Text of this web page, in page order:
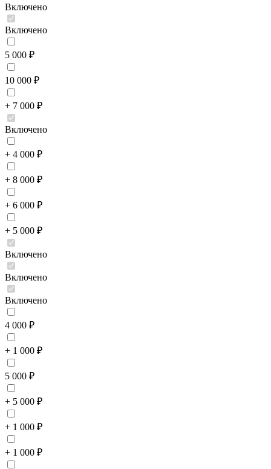
Включено
Включено
5 000 ₽
10 000 ₽
+ 7 000 ₽
Включено
+ 4 000 ₽
+ 8 000 ₽
+ 6 000 ₽
+ 5 000 ₽
Включено
Включено
Включено
4 000 ₽
+ 1 000 ₽
5 000 ₽
+ 5 000 ₽
+ 1 000 ₽
+ 1 000 ₽